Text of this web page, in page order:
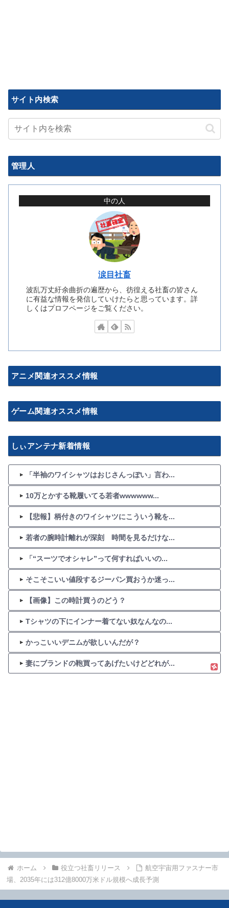
サイト内検索
管理人
中の人
涙目社畜
波乱万丈紆余曲折の遍歴から、彷徨える社畜の皆さん
に有益な情報を発信していけたらと思っています。詳
しくはプロフページをご覧ください。
アニメ関連オススメ情報
ゲーム関連オススメ情報
しぃアンテナ新着情報
「半袖のワイシャツはおじさんっぽい」言わ...
10万とかする靴履いてる若者wwwwww...
【悲報】柄付きのワイシャツにこういう靴を...
若者の腕時計離れが深刻 時間を見るだけな...
「“スーツでオシャレ”って何すればいいの...
そこそこいい値段するジーパン買おうか迷っ...
【画像】この時計買うのどう？
Tシャツの下にインナー着てない奴なんなの...
かっこいいデニムが欲しいんだが？
妻にブランドの鞄買ってあげたいけどどれが...
ホーム 役立つ社畜リリース
航空宇宙用ファスナー市
場、2035年には312億8000万米ドル規模へ成長予測